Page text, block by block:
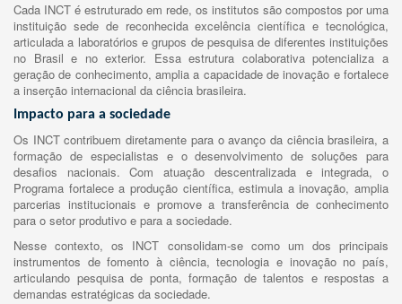
Cada INCT é estruturado em rede, os institutos são compostos por uma
instituição sede de reconhecida excelência científica e tecnológica,
articulada a laboratórios e grupos de pesquisa de diferentes instituições
no Brasil e no exterior. Essa estrutura colaborativa potencializa a
geração de conhecimento, amplia a capacidade de inovação e fortalece
a inserção internacional da ciência brasileira.
Impacto para a sociedade
Os INCT contribuem diretamente para o avanço da ciência brasileira, a
formação de especialistas e o desenvolvimento de soluções para
desafios nacionais. Com atuação descentralizada e integrada, o
Programa fortalece a produção científica, estimula a inovação, amplia
parcerias institucionais e promove a transferência de conhecimento
para o setor produtivo e para a sociedade.
Nesse contexto, os INCT consolidam-se como um dos principais
instrumentos de fomento à ciência, tecnologia e inovação no país,
articulando pesquisa de ponta, formação de talentos e respostas a
demandas estratégicas da sociedade.